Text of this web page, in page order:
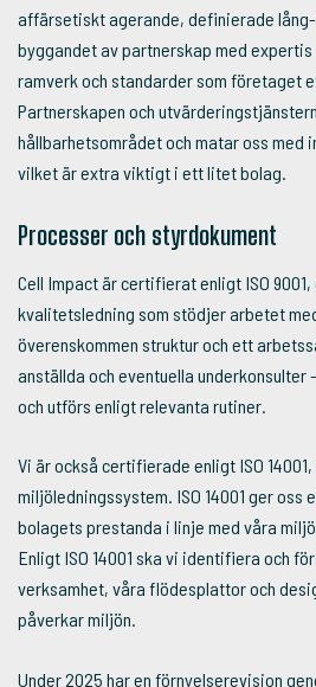
affärsetiskt agerande, definierade
byggandet av partnerskap med
ramverk och standarder som företaget
Partnerskapen och
hållbarhetsområdet och matar oss med
vilket är extra viktigt i ett litet bolag.
Processer och styrdokument
Cell Impact är certifierat enligt ISO
kvalitetsledning som stödjer arbetet
överenskommen struktur och ett
anställda och eventuella underkonsulter
och utförs enligt relevanta rutiner.
Vi är också certifierade enligt ISO
miljöledningssystem. ISO 14001 ger
bolagets prestanda i linje med våra
Enligt ISO 14001 ska vi identifiera och
verksamhet, våra flödesplattor och
påverkar miljön.
Under 2025 har en förnyelserevision